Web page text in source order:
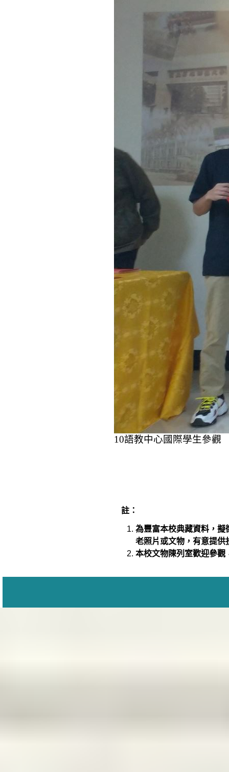
10語教中心國際學生參觀
註：
為豐富本校典藏資料，擬
老照片或文物，有意提
本校文物陳列室歡迎參觀